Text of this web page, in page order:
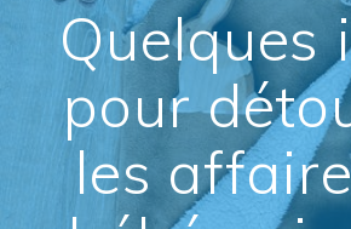
Quelques
pour
les